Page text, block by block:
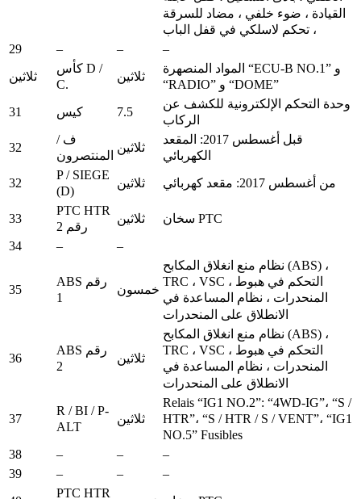
القيادة ، ضوء خلفي ، مضاد للسرقة
، تحكم لاسلكي في قفل الباب
29
– – –
ثلاثين
كأس D /
C.
ثلاثين
المواد المنصهرة “ECU-B NO.1” و
“RADIO” و “DOME”
31
كيس 7.5
وحدة التحكم الإلكترونية للكشف عن
الركاب
32
ف /
المنتصرون
ثلاثين
قبل أغسطس 2017: المقعد
الكهربائي
32
P / SIEGE
(D)
ثلاثين من أغسطس 2017: مقعد كهربائي
33
PTC HTR
رقم 2
ثلاثين
سخان PTC
34
– –
35
ABS رقم
1
خمسون
نظام منع انغلاق المكابح (ABS) ،
TRC ، VSC ، التحكم في هبوط
المنحدرات ، نظام المساعدة في
الانطلاق على المنحدرات
36
ABS رقم
2
ثلاثين
نظام منع انغلاق المكابح (ABS) ،
TRC ، VSC ، التحكم في هبوط
المنحدرات ، نظام المساعدة في
الانطلاق على المنحدرات
37
R / BI / P-
ALT
ثلاثين
Relais “IG1 NO.2”: “4WD-IG”، “S /
HTR”، “S / HTR / S / VENT”، “IG1
NO.5” Fusibles
38
– –
–
39
– –
–
PTC HTR